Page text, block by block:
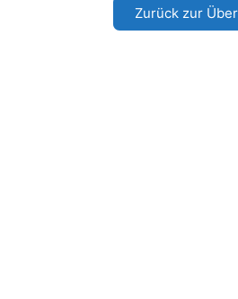
Zurück zur